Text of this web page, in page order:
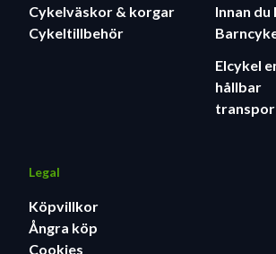
Cykelväskor & korgar
Cykeltillbehör
Innan
Elcykel
hållbar
Legal
Köpvillkor
Ångra köp
Cookies